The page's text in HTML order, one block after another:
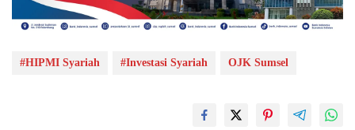
#HIPMI Syariah #Investasi Syariah OJK Sumsel